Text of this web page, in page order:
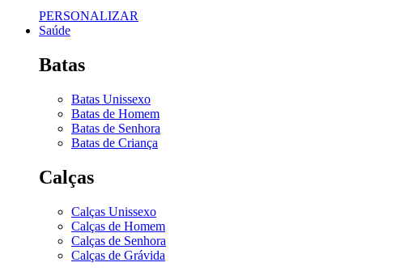
PERSONALIZAR
Saúde
Batas
Batas Unissexo
Batas de Homem
Batas de Senhora
Batas de Criança
Calças
Calças Unissexo
Calças de Homem
Calças de Senhora
Calças de Grávida